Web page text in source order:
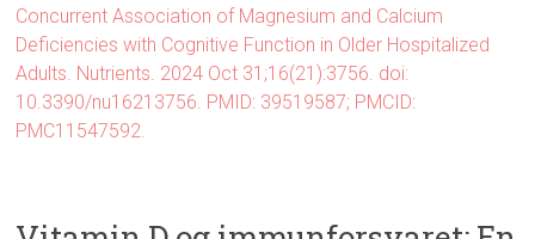
Concurrent Association of Magnesium and Calcium
Deficiencies with Cognitive Function in Older Hospitalized
Adults. Nutrients. 2024 Oct 31;16(21):3756. doi:
10.3390/nu16213756. PMID: 39519587; PMCID:
PMC11547592.